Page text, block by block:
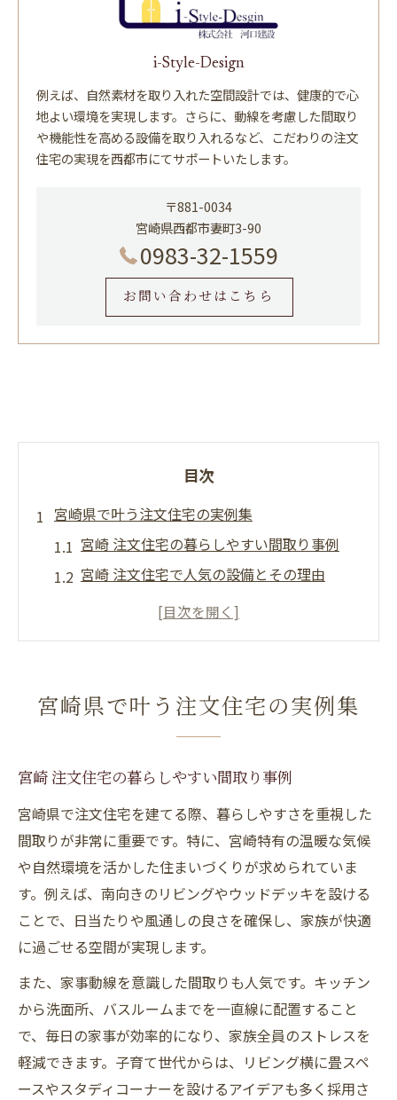
i-Style-Design
例えば、自然素材を取り入れた空間設計では、健康的で心
地よい環境を実現します。さらに、動線を考慮した間取り
や機能性を高める設備を取り入れるなど、こだわりの注文
住宅の実現を西都市にてサポートいたします。
〒881-0034
宮崎県西都市妻町3-90
0983-32-1559
お問い合わせはこちら
目次
宮崎県で叶う注文住宅の実例集
宮崎 注文住宅の暮らしやすい間取り事例
宮崎 注文住宅で人気の設備とその理由
注文住宅 宮崎市 モデルハウスから学ぶ工夫
宮崎県の工務店による注文住宅の成功例
後悔しない家づくりへ導く実践知識
宮崎 注文住宅に失敗しないポイントを解説
住宅メーカー選びで重視したい実践的基準
宮崎県の注文住宅で見落としがちな注意点
モデルハウス見学で得る注文住宅の知識
注文住宅を宮崎で建てる際の盲点とは
宮崎 注文住宅で想定外になりやすい課題
モデルハウスと実際の注文住宅の違い
坪単価の落とし穴に注意したいポイント
設備グレードで生じる注文住宅の盲点
実例で学ぶ宮崎県の注文住宅選び方
宮崎県で叶う注文住宅の実例集
宮崎 注文住宅の暮らしやすい間取り事例
宮崎県で注文住宅を建てる際、暮らしやすさを重視した
間取りが非常に重要です。特に、宮崎特有の温暖な気候
や自然環境を活かした住まいづくりが求められていま
す。例えば、南向きのリビングやウッドデッキを設ける
ことで、日当たりや風通しの良さを確保し、家族が快適
に過ごせる空間が実現します。
また、家事動線を意識した間取りも人気です。キッチン
から洗面所、バスルームまでを一直線に配置すること
で、毎日の家事が効率的になり、家族全員のストレスを
軽減できます。子育て世代からは、リビング横に畳スペ
ースやスタディコーナーを設けるアイデアも多く採用さ